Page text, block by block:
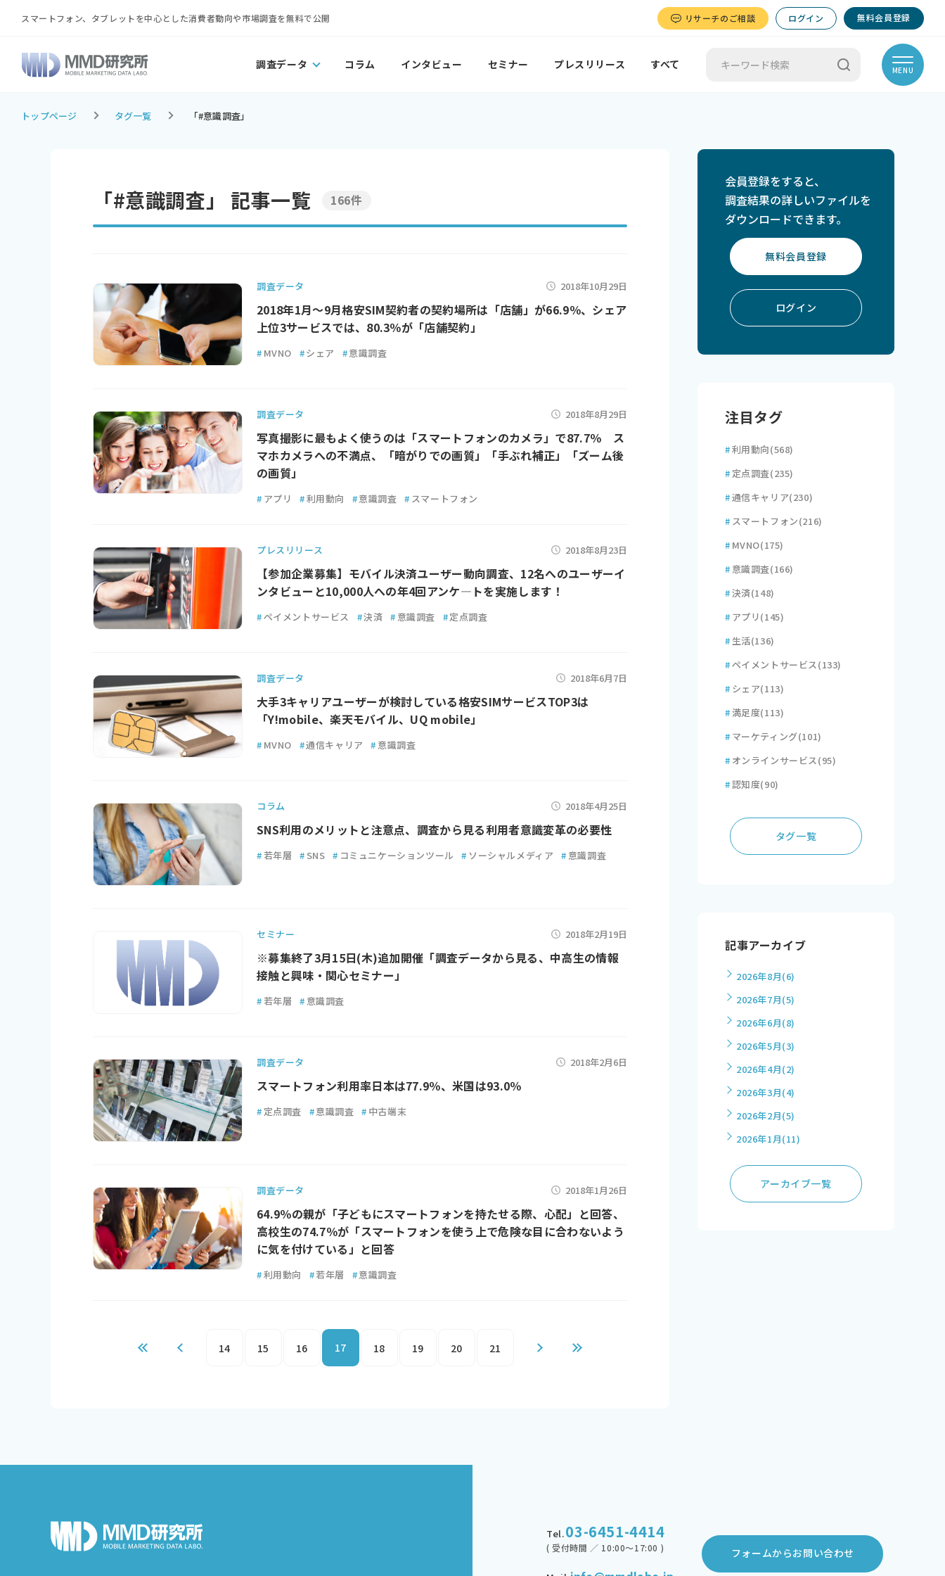
スマートフォン、タブレットを中心とした消費者動向や市場調査を無料で公開 リサーチのご相談 ログイン 無料会員登録
調査データ コラム インタビュー セミナー プレスリリース すべて MENU
トップページ タグ一覧 「#意識調査」
「#意識調査」 記事一覧 166件
調査データ 2018年10月29日
2018年1月～9月格安SIM契約者の契約場所は「店舗」が66.9％、シェア
上位3サービスでは、80.3％が「店舗契約」
# MVNO #シェア #意識調査
調査データ 2018年8月29日
写真撮影に最もよく使うのは「スマートフォンのカメラ」で87.7％ ス
マホカメラへの不満点、「暗がりでの画質」「手ぶれ補正」「ズーム後
の画質」
# アプリ #利用動向 #意識調査 # スマートフォン
プレスリリース 2018年8月23日
【参加企業募集】モバイル決済ユーザー動向調査、12名へのユーザーイ
ンタビューと10,000人への年4回アンケ―トを実施します！
#ペイメントサービス #決済 # 意識調査 #定点調査
調査データ 2018年6月7日
大手3キャリアユーザーが検討している格安SIMサービスTOP3は
「Y!mobile、楽天モバイル、UQ mobile」
# MVNO #通信キャリア # 意識調査
コラム 2018年4月25日
SNS利用のメリットと注意点、調査から見る利用者意識変革の必要性
#若年層 # SNS # コミュニケーションツール # ソーシャルメディア # 意識調査
セミナー 2018年2月19日
※募集終了3月15日(木)追加開催「調査データから見る、中高生の情報
接触と興味・関心セミナー」
#若年層 # 意識調査
調査データ 2018年2月6日
スマートフォン利用率日本は77.9％、米国は93.0％
# 定点調査 #意識調査 # 中古端末
調査データ 2018年1月26日
64.9％の親が「子どもにスマートフォンを持たせる際、心配」と回答、
高校生の74.7％が「スマートフォンを使う上で危険な目に合わないよう
に気を付けている」と回答
#利用動向 #若年層 #意識調査
14 15 16 17 18 19 20 21
会員登録をすると、
調査結果の詳しいファイルを
ダウンロードできます。
無料会員登録
ログイン
注目タグ
#利用動向(568)
# 定点調査(235)
#通信キャリア(230)
# スマートフォン(216)
# MVNO(175)
# 意識調査(166)
#決済(148)
# アプリ(145)
# 生活(136)
#ペイメントサービス(133)
# シェア(113)
#満足度(113)
# マーケティング(101)
# オンラインサービス(95)
#認知度(90)
タグ一覧
記事アーカイブ
2026年8月(6)
2026年7月(5)
2026年6月(8)
2026年5月(3)
2026年4月(2)
2026年3月(4)
2026年2月(5)
2026年1月(11)
アーカイブ一覧
Tel.03-6451-4414
( 受付時間 ／ 10:00～17:00 ) フォームからお問い合わせ